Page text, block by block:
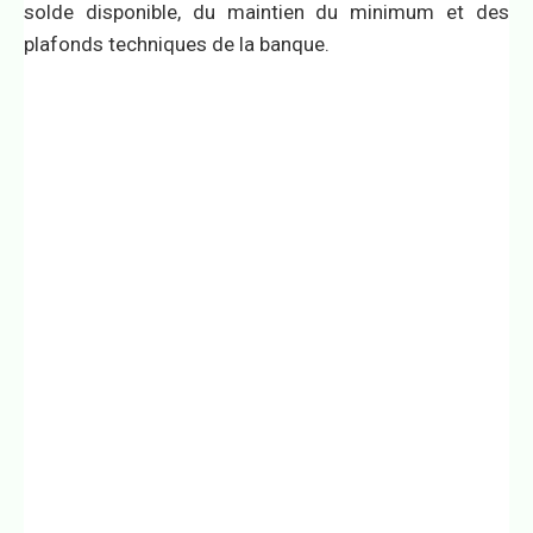
solde disponible, du maintien du minimum et des
plafonds techniques de la banque.